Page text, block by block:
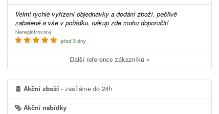
Velmi rychlé vyřízení objednávky a dodání zboží. pečlivě
zabalené a vše v pořádku. nákup zde mohu doporučit!
Neregistrovaný
před 3 dny
Další reference zákazníků »
Akční zboží - zasíláme do 24h
Akční nabídky